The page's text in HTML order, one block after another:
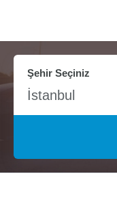
Şehir Seçiniz
İstanbul